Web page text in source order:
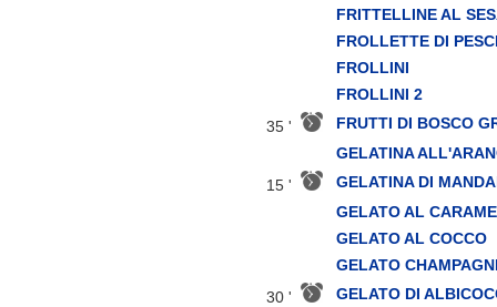
FRITTELLINE AL
FROLLETTE DI
FROLLINI
FROLLINI 2
35 '
FRUTTI DI BOSCO
GELATINA
15 '
GELATINA DI
GELATO AL
GELATO AL COCCO
GELATO
30 '
GELATO DI